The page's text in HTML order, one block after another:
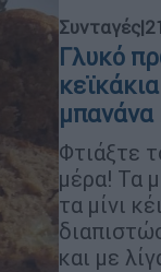
Συνταγές|
Γλυκό
μπανάνα
Φτιάξτε
μέρα! Τα
τα μίνι
και με